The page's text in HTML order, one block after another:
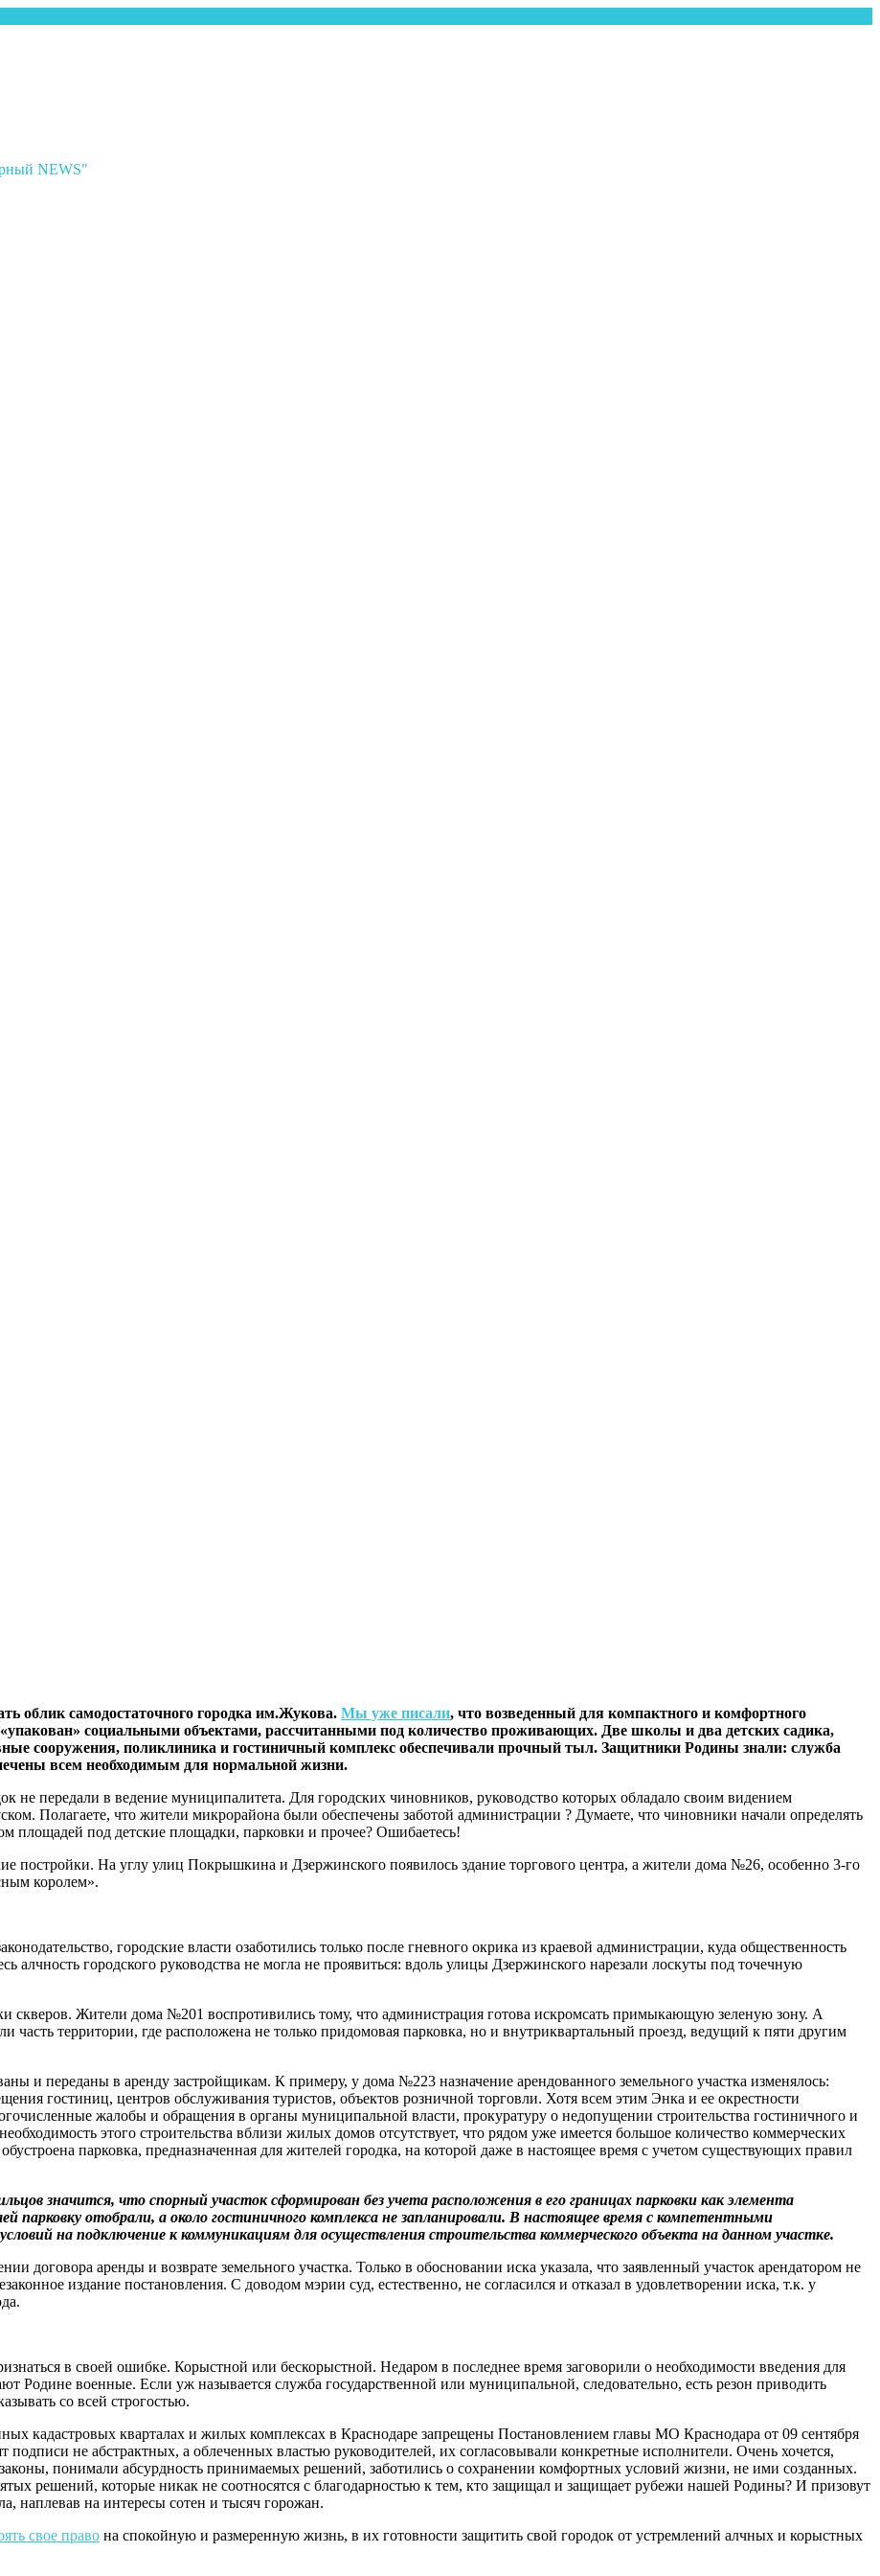
NEWS"
облик самодостаточного городка им.Жукова. Мы уже писали, что возведенный для компактного и комфортного
социальными объектами, рассчитанными под количество проживающих. Две школы и два детских садика,
сооружения, поликлиника и гостиничный комплекс обеспечивали прочный тыл. Защитники Родины знали: служба
всем необходимым для нормальной жизни.
не передали в ведение муниципалитета. Для городских чиновников, руководство которых обладало своим видением
Полагаете, что жители микрорайона были обеспечены заботой администрации ? Думаете, что чиновники начали определять
под детские площадки, парковки и прочее? Ошибаетесь!
постройки. На углу улиц Покрышкина и Дзержинского появилось здание торгового центра, а жители дома №26, особенно 3-го
королем».
городские власти озаботились только после гневного окрика из краевой администрации, куда общественность
алчность городского руководства не могла не проявиться: вдоль улицы Дзержинского нарезали лоскуты под точечную
скверов. Жители дома №201 воспротивились тому, что администрация готова искромсать примыкающую зеленую зону. А
часть территории, где расположена не только придомовая парковка, но и внутриквартальный проезд, ведущий к пяти другим
и переданы в аренду застройщикам. К примеру, у дома №223 назначение арендованного земельного участка изменялось:
гостиниц, центров обслуживания туристов, объектов розничной торговли. Хотя всем этим Энка и ее окрестности
жалобы и обращения в органы муниципальной власти, прокуратуру о недопущении строительства гостиничного и
этого строительства вблизи жилых домов отсутствует, что рядом уже имеется большое количество коммерческих
парковка, предназначенная для жителей городка, на которой даже в настоящее время с учетом существующих правил
значится, что спорный участок сформирован без учета расположения в его границах парковки как элемента
парковку отобрали, а около гостиничного комплекса не запланировали. В настоящее время с компетентными
на подключение к коммуникациям для осуществления строительства коммерческого объекта на данном участке.
договора аренды и возврате земельного участка. Только в обосновании иска указала, что заявленный участок арендатором не
издание постановления. С доводом мэрии суд, естественно, не согласился и отказал в удовлетворении иска, т.к. у
в своей ошибке. Корыстной или бескорыстной. Недаром в последнее время заговорили о необходимости введения для
Родине военные. Если уж называется служба государственной или муниципальной, следовательно, есть резон приводить
со всей строгостью.
кадастровых кварталах и жилых комплексах в Краснодаре запрещены Постановлением главы МО Краснодара от 09 сентября
не абстрактных, а облеченных властью руководителей, их согласовывали конкретные исполнители. Очень хочется,
понимали абсурдность принимаемых решений, заботились о сохранении комфортных условий жизни, не ими созданных.
решений, которые никак не соотносятся с благодарностью к тем, кто защищал и защищает рубежи нашей Родины? И призовут
наплевав на интересы сотен и тысяч горожан.
свое право на спокойную и размеренную жизнь, в их готовности защитить свой городок от устремлений алчных и корыстных